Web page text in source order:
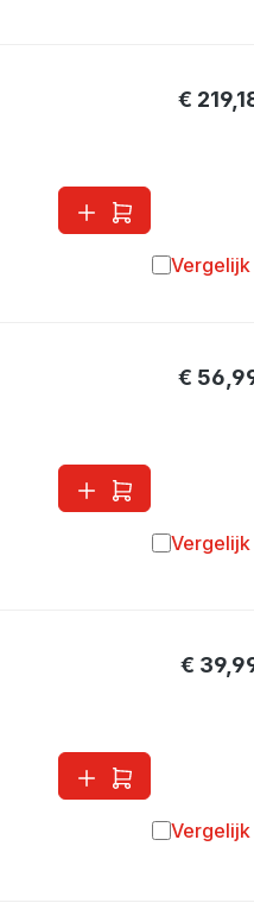
€
Vergelijk
€
Vergelijk
€
Vergelijk